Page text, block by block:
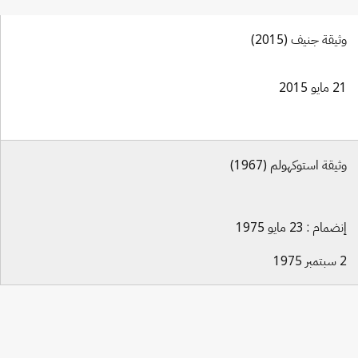
وثيقة جنيف (2015)
21 مايو 2015
وثيقة استوكهولم (1967)
إنضمام : 23 مايو 1975
2 سبتمبر 1975